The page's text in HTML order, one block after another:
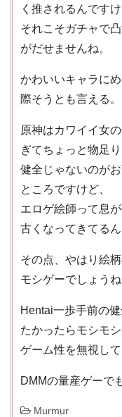
く推されるんですけ
それこそガチャで
がだせませんね。
かわいいキャラに
際そうとも言える。
原神はカワイイ女
ぎてちょっと物足
健全じゃないのが
ところですけど、
エロゲ絵師って息
古くなってきてるん
その点、やはり絵
モシゲーでしょうね
Hentai一歩手前の
たかったらモシモシ
ゲーム性を無視し
DMMの量産ゲーで
Murmur